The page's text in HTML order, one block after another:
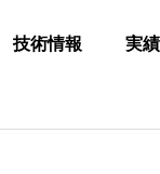
技術情報 実